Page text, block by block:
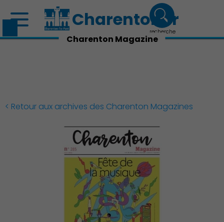
Découvrir Charenton
Démocratie locale
Charenton.fr
recherche
Charenton Magazine
< Retour aux archives des Charenton Magazines